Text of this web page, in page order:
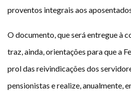
proventos integrais aos
O documento, que será entregue à
traz, ainda, orientações para que a
prol das reivindicações dos
pensionistas e realize, anualmente,